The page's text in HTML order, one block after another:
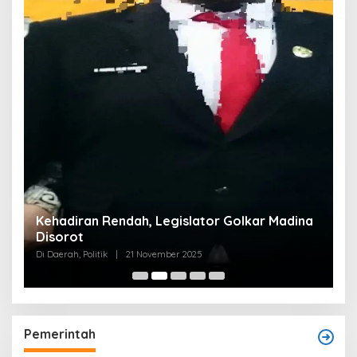
Kehadiran Rendah, Legislator Golkar Madina
Disorot
Di Daerah, Politik | 21 November 2025
Pemerintah